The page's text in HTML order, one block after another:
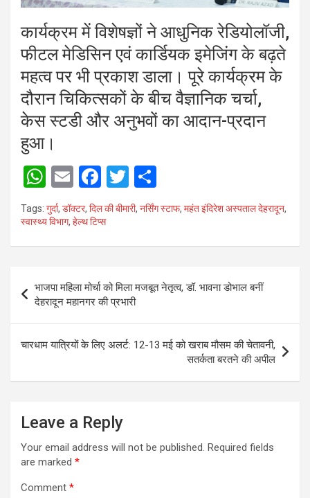
कार्यक्रम में विशेषज्ञों ने आधुनिक रेडियोलॉजी,
फीटल मेडिसिन एवं कार्डियक इमेजिंग के बढ़ते
महत्व पर भी प्रकाश डाला। पूरे कार्यक्रम के
दौरान चिकित्सकों के बीच वैज्ञानिक चर्चा,
केस स्टडी और अनुभवों का आदान-प्रदान
हुआ।
W
h
at
s
p
p
E
m
ail
F
a
ce
b
o
k
T
wi
tt
er
ar
e
Tags: गुर्दा, डॉक्टर, दिल की बीमारी, नर्सिंग स्टाफ, महंत इंदिरेश अस्पताल देहरादून,
स्वास्थ्य विभाग, हेल्थ टिप्स
navigation
भाजपा महिला मोर्चा को मिला मजबूत नेतृत्व, डॉ. भावना डोभाल बनीं
देहरादून महानगर की प्रभारी
चारधाम यात्रियों के लिए अलर्ट: 12-13 मई को खराब मौसम की चेतावनी,
सतर्कता बरतने की अपील
Leave a Reply
Your email address will not be published. Required fields
are marked *
Comment *